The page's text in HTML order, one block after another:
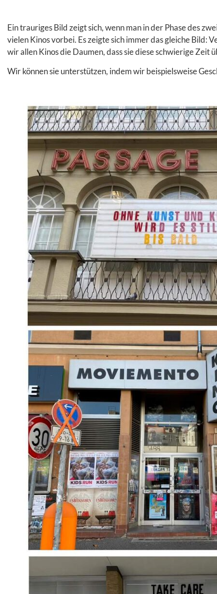
Ein trauriges Bild zeigt sich, wenn man in der Phase des
vielen Kinos vorbei. Es zeigte sich immer das gleiche Bild:
wir allen Kinos die Daumen, dass sie diese schwierige Zeit
Wir können sie unterstützen, indem wir beispielsweise